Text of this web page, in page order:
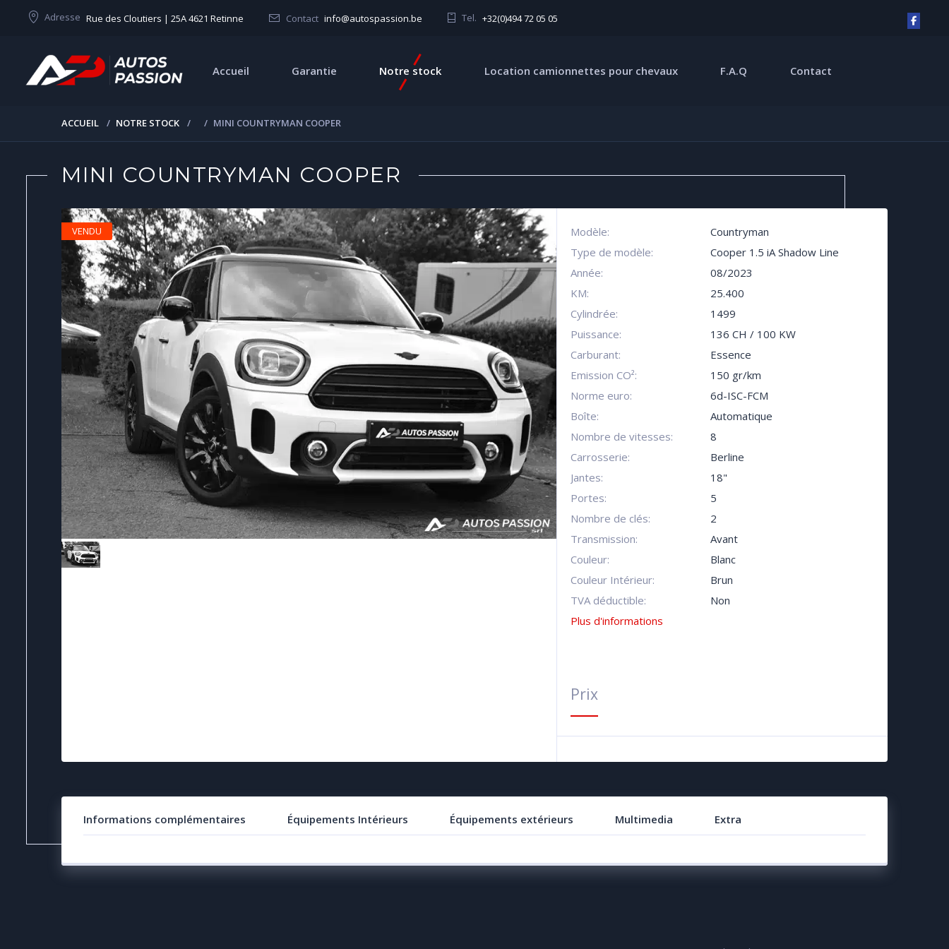
Adresse Rue des Cloutiers | 25A 4621 Retinne Contact info@autospassion.be Tel. +32(0)494 72 05 05
Accueil Garantie Notre stock Location camionnettes pour chevaux F.A.Q Contact
ACCUEIL NOTRE STOCK MINI COUNTRYMAN COOPER
MINI COUNTRYMAN COOPER
Modèle:
Countryman
Type de modèle:
Cooper 1.5 iA Shadow Line
Année:
08/2023
KM:
25.400
Cylindrée:
1499
Puissance:
136 CH / 100 KW
Carburant:
Essence
Emission CO²:
150 gr/km
Norme euro:
6d-ISC-FCM
Boîte:
Automatique
Nombre de vitesses:
8
Carrosserie:
Berline
Jantes:
18"
Portes:
5
Nombre de clés:
2
Transmission:
Avant
Couleur:
Blanc
Couleur Intérieur:
Brun
TVA déductible:
Non
Plus d'informations
Prix
VENDU
Informations complémentaires Équipements Intérieurs Équipements extérieurs Multimedia Extra